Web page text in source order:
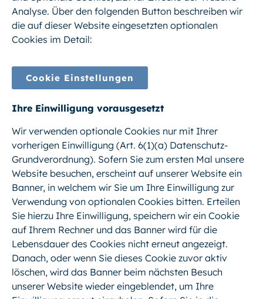
Analyse. Über den folgenden Button beschreiben wir
die auf dieser Website eingesetzten optionalen
Cookies im Detail:
Cookie Einstellungen
Ihre Einwilligung vorausgesetzt
Wir verwenden optionale Cookies nur mit Ihrer
vorherigen Einwilligung (Art. 6(1)(a) Datenschutz-
Grundverordnung). Sofern Sie zum ersten Mal unsere
Website besuchen, erscheint auf unserer Website ein
Banner, in welchem wir Sie um Ihre Einwilligung zur
Verwendung von optionalen Cookies bitten. Erteilen
Sie hierzu Ihre Einwilligung, speichern wir ein Cookie
auf Ihrem Rechner und das Banner wird für die
Lebensdauer des Cookies nicht erneut angezeigt.
Danach, oder wenn Sie dieses Cookie zuvor aktiv
löschen, wird das Banner beim nächsten Besuch
unserer Website wieder eingeblendet, um Ihre